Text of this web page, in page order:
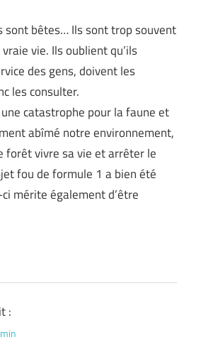
sont bêtes… Ils sont trop souvent
vie. Ils oublient qu’ils
des gens, doivent les
les consulter.
catastrophe pour la faune et
abîmé notre environnement,
forêt vivre sa vie et arrêter le
fou de formule 1 a bien été
mérite également d’être
: